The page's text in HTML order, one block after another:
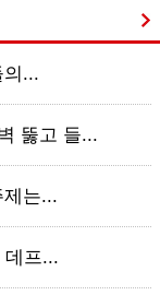
의...
뚫고 들...
제는...
프...